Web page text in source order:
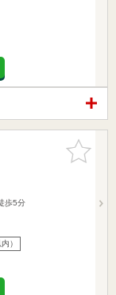
お気に入
りに追加
歩5分
）